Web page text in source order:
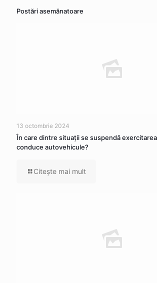
Postări asemănatoare
13 octombrie 2024
În care dintre situaţii se suspendă
conduce autovehicule?
Citeşte mai mult